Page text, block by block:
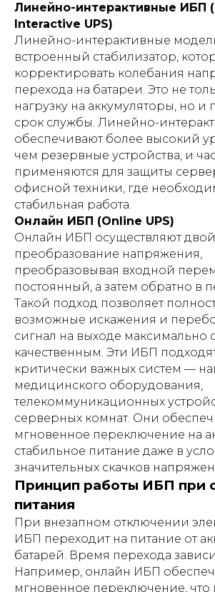
Линейно-интерактивные ИБП
Interactive UPS)
Линейно-интерактивные
встроенный стабилизатор,
корректировать колебания
перехода на батареи. Это не
нагрузку на аккумуляторы, но и
срок службы. Линейно-
обеспечивают более высокий
чем резервные устройства, и
применяются для защиты
офисной техники, где
стабильная работа.
Онлайн ИБП (Online UPS)
Онлайн ИБП осуществляют
преобразование напряжения,
преобразовывая входной
постоянный, а затем обратно в
Такой подход позволяет
возможные искажения и
сигнал на выходе максимально
качественным. Эти ИБП
критически важных систем —
медицинского оборудования,
телекоммуникационных
серверных комнат. Они
мгновенное переключение на
стабильное питание даже в
значительных скачков
Принцип работы ИБП при
питания
При внезапном отключении
ИБП переходит на питание от
батарей. Время перехода
Например, онлайн ИБП
мгновенное переключение, что